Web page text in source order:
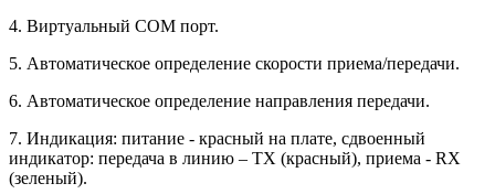
4. Виртуальный COM порт.
5. Автоматическое определение скорости приема/передачи.
6. Автоматическое определение направления передачи.
7. Индикация: питание - красный на плате, сдвоенный
индикатор: передача в линию – TX (красный), приема - RX
(зеленый).